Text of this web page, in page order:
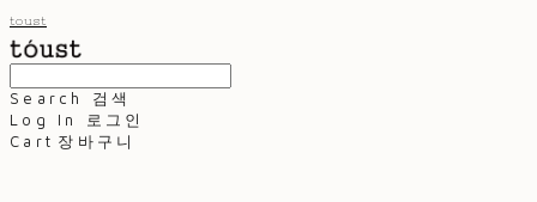
toust
Search
검색
Log In
로그인
Cart 장바구니